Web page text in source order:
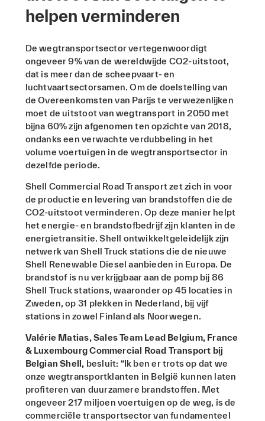
helpen verminderen
De wegtransportsector vertegenwoordigt
ongeveer 9% van de wereldwijde CO2-uitstoot,
dat is meer dan de scheepvaart- en
luchtvaartsectorsamen. Om de doelstelling van
de Overeenkomsten van Parijs te verwezenlijken
moet de uitstoot van wegtransport in 2050 met
bijna 60% zijn afgenomen ten opzichte van 2018,
ondanks een verwachte verdubbeling in het
volume voertuigen in de wegtransportsector in
dezelfde periode.
Shell Commercial Road Transport zet zich in voor
de productie en levering van brandstoffen die de
CO2-uitstoot verminderen. Op deze manier helpt
het energie- en brandstofbedrijf zijn klanten in de
energietransitie. Shell ontwikkeltgeleidelijk zijn
netwerk van Shell Truck stations die de nieuwe
Shell Renewable Diesel aanbieden in Europa. De
brandstof is nu verkrijgbaar aan de pomp bij 86
Shell Truck stations, waaronder op 45 locaties in
Zweden, op 31 plekken in Nederland, bij vijf
stations in zowel Finland als Noorwegen.
Valérie Matias, Sales Team Lead Belgium, France
& Luxembourg Commercial Road Transport bij
Belgian Shell, besluit: “Ik ben er trots op dat we
onze wegtransportklanten in België kunnen laten
profiteren van duurzamere brandstoffen. Met
ongeveer 217 miljoen voertuigen op de weg, is de
commerciële transportsector van fundamenteel